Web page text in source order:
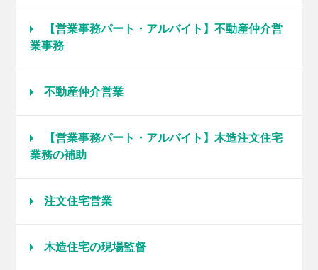
【営業事務パート・アルバイト】不動産仲介営
業事務
不動産仲介営業
【営業事務パート・アルバイト】木造注文住宅
業務の補助
注文住宅営業
木造住宅の現場監督